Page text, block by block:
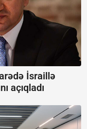
İsraillə
açıqladı